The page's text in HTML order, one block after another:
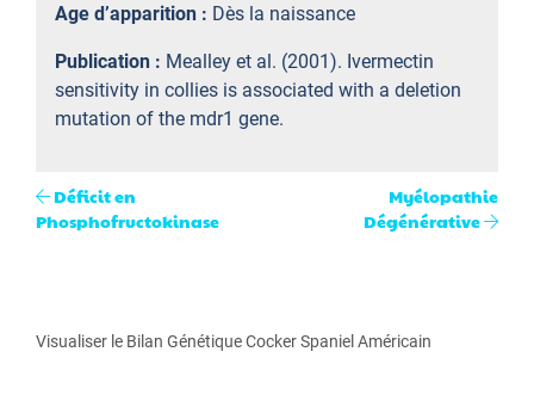
Age d’apparition : Dès la naissance
Publication : Mealley et al. (2001). Ivermectin
sensitivity in collies is associated with a deletion
mutation of the mdr1 gene.
Déficit en
Phosphofructokinase
Myélopathie
Dégénérative
Visualiser le Bilan Génétique Cocker Spaniel Américain